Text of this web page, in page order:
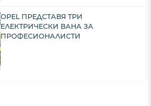
OPEL ПРЕДСТАВЯ ТРИ
ЕЛЕКТРИЧЕСКИ ВАНА ЗА
ПРОФЕСИОНАЛИСТИ